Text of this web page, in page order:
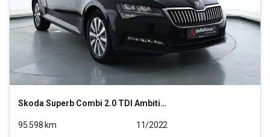
SkodaSuperb Combi 2.0 TDI Ambition (EURO 6d)
95.598 km
11/2022